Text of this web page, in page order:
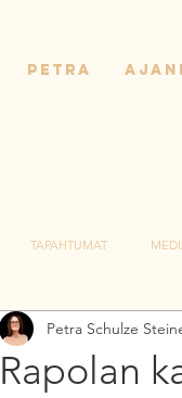
PETRA
TAPAHTUMAT
Rapolan
Petra Schulze